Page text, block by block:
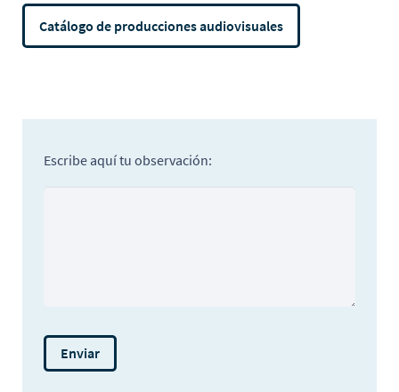
Catálogo de producciones audiovisuales
Escribe aquí tu observación: